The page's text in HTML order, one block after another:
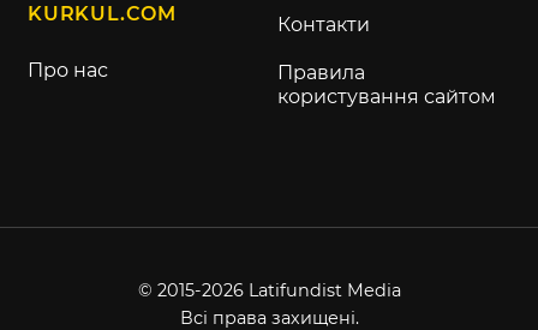
KURKUL.COM
Про нас
Контакти
Правила
користування сайтом
© 2015-2026 Latifundist Media
Всі права захищені.